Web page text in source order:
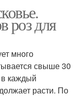
роз для
много
свыше 30
в каждый
расти. По